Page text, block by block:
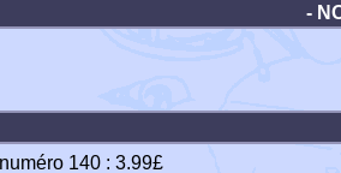
-
140 : 3.99£